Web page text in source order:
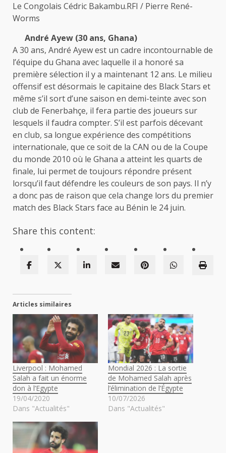
Le Congolais Cédric Bakambu.RFI / Pierre René-
Worms
André Ayew (30 ans, Ghana)
A 30 ans, André Ayew est un cadre incontournable de
l’équipe du Ghana avec laquelle il a honoré sa
première sélection il y a maintenant 12 ans. Le milieu
offensif est désormais le capitaine des Black Stars et
même s’il sort d’une saison en demi-teinte avec son
club de Fenerbahçe, il fera partie des joueurs sur
lesquels il faudra compter. S’il est parfois décevant
en club, sa longue expérience des compétitions
internationale, que ce soit de la CAN ou de la Coupe
du monde 2010 où le Ghana a atteint les quarts de
finale, lui permet de toujours répondre présent
lorsqu’il faut défendre les couleurs de son pays. Il n’y
a donc pas de raison que cela change lors du premier
match des Black Stars face au Bénin le 24 juin.
Share this content:
Articles similaires
Liverpool : Mohamed
Salah a fait un énorme
don à l’Egypte
19/04/2020
Dans "Actualités"
Mondial 2026 : La sortie
de Mohamed Salah après
l’élimination de l’Égypte
10/07/2026
Dans "Actualités"